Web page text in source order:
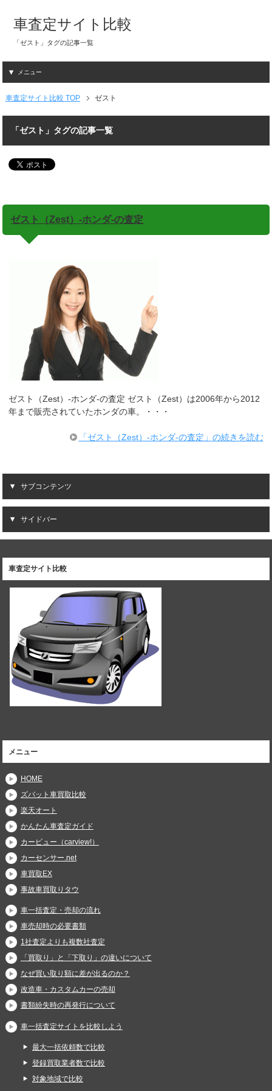
車査定サイト比較
「ゼスト」タグの記事一覧
メニュー
車査定サイト比較 TOP ゼスト
「ゼスト」タグの記事一覧
ゼスト（Zest）-ホンダ-の査定
ゼスト（Zest）-ホンダ-の査定 ゼスト（Zest）は2006年から2012
年まで販売されていたホンダの車。・・・
「ゼスト（Zest）-ホンダ-の査定」の続きを読む
サブコンテンツ
サイドバー
車査定サイト比較
メニュー
HOME
ズバット車買取比較
楽天オート
かんたん車査定ガイド
カービュー（carview!）
カーセンサー.net
車買取EX
事故車買取りタウ
車一括査定・売却の流れ
車売却時の必要書類
1社査定よりも複数社査定
「買取り」と「下取り」の違いについて
なぜ買い取り額に差が出るのか？
改造車・カスタムカーの売却
書類紛失時の再発行について
車一括査定サイトを比較しよう
最大一括依頼数で比較
登録買取業者数で比較
対象地域で比較